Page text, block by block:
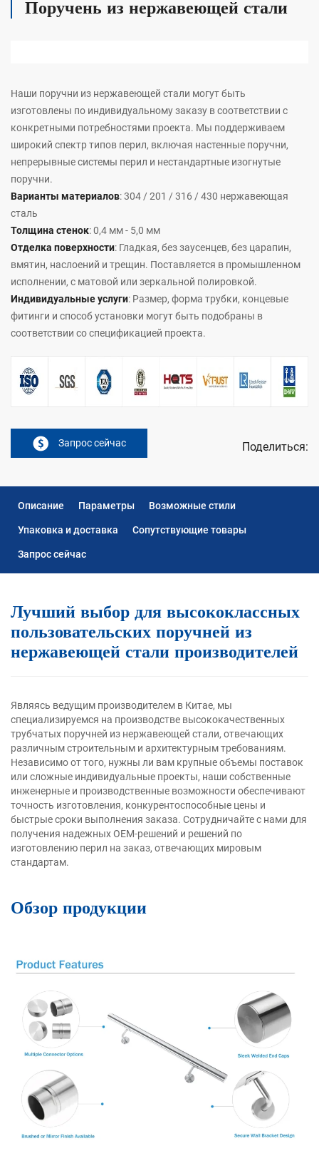
Поручень из нержавеющей стали
Наши поручни из нержавеющей стали могут быть
изготовлены по индивидуальному заказу в соответствии с
конкретными потребностями проекта. Мы поддерживаем
широкий спектр типов перил, включая настенные поручни,
непрерывные системы перил и нестандартные изогнутые
поручни.
Варианты материалов: 304 / 201 / 316 / 430 нержавеющая
сталь
Толщина стенок: 0,4 мм - 5,0 мм
Отделка поверхности: Гладкая, без заусенцев, без царапин,
вмятин, наслоений и трещин. Поставляется в промышленном
исполнении, с матовой или зеркальной полировкой.
Индивидуальные услуги: Размер, форма трубки, концевые
фитинги и способ установки могут быть подобраны в
соответствии со спецификацией проекта.
Запрос сейчас Поделиться:
Описание Параметры
Возможные стили
Упаковка и доставка
Сопутствующие товары
Запрос сейчас
Лучший выбор для высококлассных
пользовательских поручней из
нержавеющей стали производителей
Являясь ведущим производителем в Китае, мы
специализируемся на производстве высококачественных
трубчатых поручней из нержавеющей стали, отвечающих
различным строительным и архитектурным требованиям.
Независимо от того, нужны ли вам крупные объемы поставок
или сложные индивидуальные проекты, наши собственные
инженерные и производственные возможности обеспечивают
точность изготовления, конкурентоспособные цены и
быстрые сроки выполнения заказа. Сотрудничайте с нами для
получения надежных OEM-решений и решений по
изготовлению перил на заказ, отвечающих мировым
стандартам.
Обзор продукции